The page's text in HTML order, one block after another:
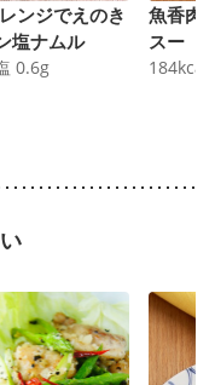
ンジでえのき
塩ナムル
0.6g
魚香肉
スー
184kcal